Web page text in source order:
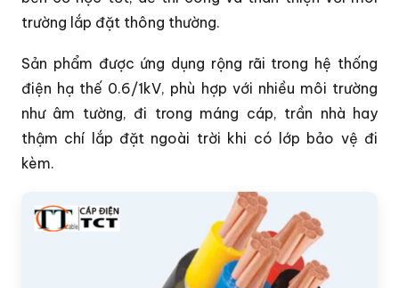
trường lắp đặt thông thường.
Sản phẩm được ứng dụng rộng rãi trong hệ thống
điện hạ thế 0.6/1kV, phù hợp với nhiều môi trường
như âm tường, đi trong máng cáp, trần nhà hay
thậm chí lắp đặt ngoài trời khi có lớp bảo vệ đi
kèm.